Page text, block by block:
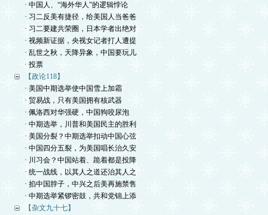
· 中国人、“海外华人”的逻辑悖论
· 习二反美有捷径，给美国人当爸爸
· 习二要建共荣圈，日本学者出绝对
· 视频新证据，央视女记者打人遭提
· 乱世之秋，天降异象，中国要玩儿
· 投票
【政论118】
· 美国中期选举使中国雪上加霜
· 贸易战，只有美国拥有核武器
· 佩洛西对华强硬，中国狗咬尿泡
· 中期选举，川普和美国民主的胜利
· 美国分裂？中期选举扣动中国心弦
· 中国四分五裂，为美国唱长治久安
· 川习会？中国站着、跪着都是投降
· 统一战线，以其人之道还治其人之
· 掐中国脖子，中兴之后美再施禁售
· 中期选举紧锣密鼓，共和党锦上添
【杂文九十七】